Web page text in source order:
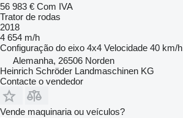
56 983 € Com IVA
Trator de rodas
2018
4 654 m/h
Configuração do eixo 4x4 Velocidade 40 km/h
Alemanha, 26506 Norden
Heinrich Schröder Landmaschinen KG
Contacte o vendedor
Vende maquinaria ou veículos?